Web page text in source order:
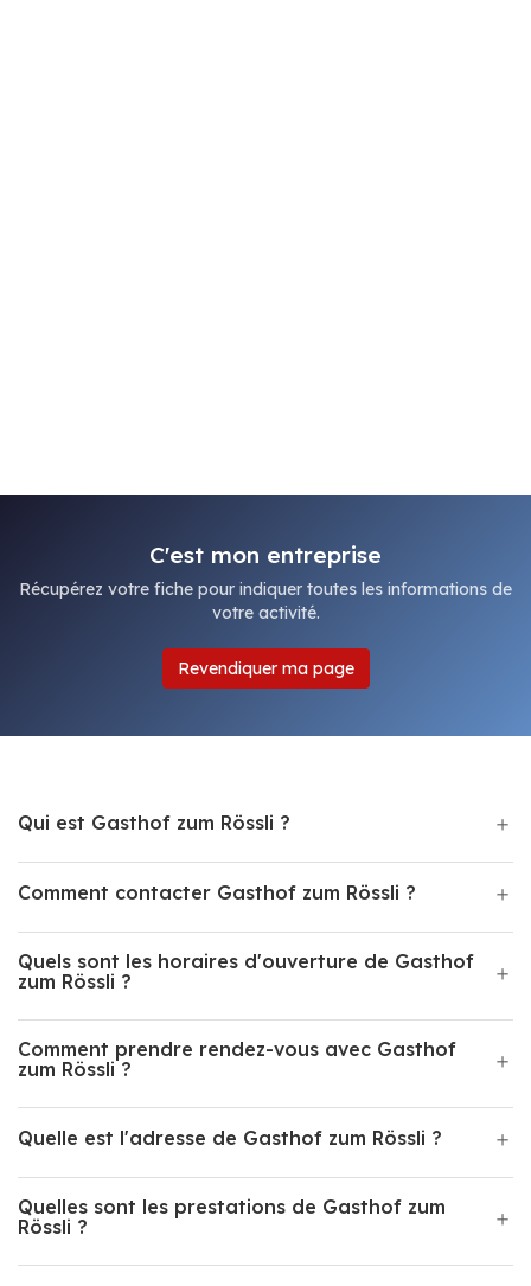
C'est mon entreprise
Récupérez votre fiche pour indiquer toutes les informations de
votre activité.
Revendiquer ma page
Qui est Gasthof zum Rössli ?
Comment contacter Gasthof zum Rössli ?
Quels sont les horaires d'ouverture de Gasthof
zum Rössli ?
Comment prendre rendez-vous avec Gasthof
zum Rössli ?
Quelle est l'adresse de Gasthof zum Rössli ?
Quelles sont les prestations de Gasthof zum
Rössli ?